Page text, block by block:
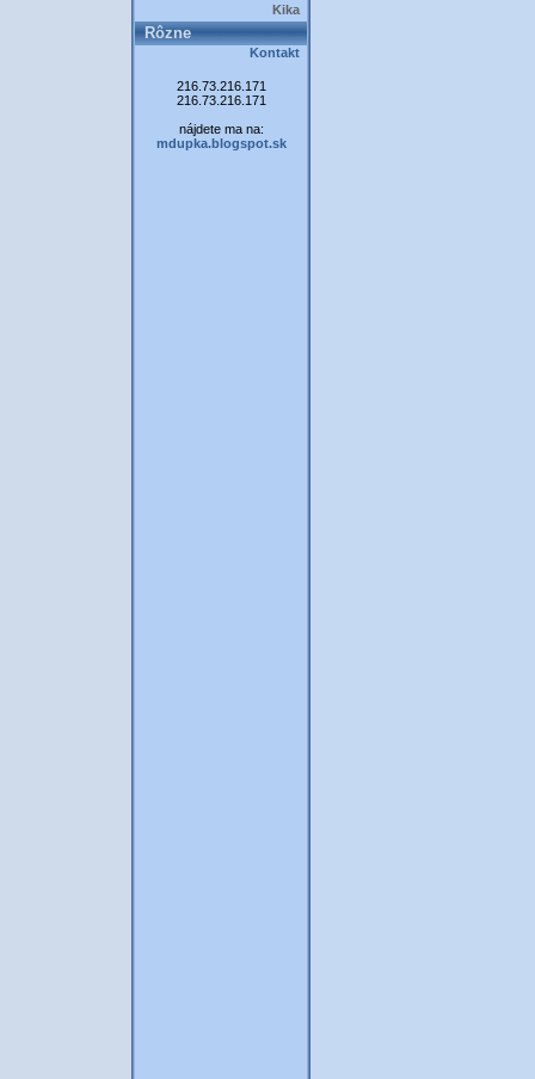
Kika
Rôzne
Kontakt
216.73.216.171
216.73.216.171
nájdete ma na:
mdupka.blogspot.sk